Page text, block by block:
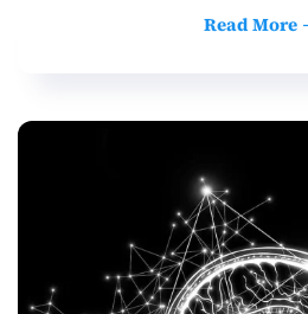
Read More